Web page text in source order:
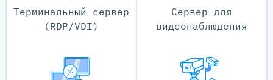
Терминальный сервер
(RDP/VDI)
Сервер для
видеонаблюдения